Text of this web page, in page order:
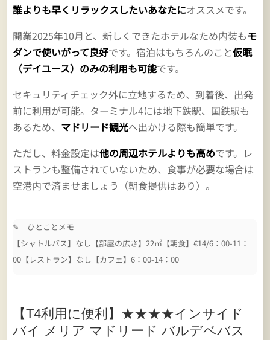
誰よりも早くリラックスしたいあなたにオススメです。
開業2025年10月と、新しくできたホテルなため内装もモ
ダンで使いがって良好です。宿泊はもちろんのこと仮眠
（デイユース）のみの利用も可能です。
セキュリティチェック外に立地するため、到着後、出発
前に利用が可能。ターミナル4には地下鉄駅、国鉄駅も
あるため、 マドリード観光へ出かける際も簡単です。
ただし、料金設定は他の周辺ホテルよりも高めです。レ
ストランも整備されていないため、食事が必要な場合は
空港内で済ませましょう（朝食提供はあり）。
✎ ひとことメモ
【シャトルバス】なし【部屋の広さ】22㎡【朝食】€14/6：00-11：
00【レストラン】なし【カフェ】6：00-14：00
【T4利用に便利】★★★★インサイド
バイ メリア マドリード バルデベバス